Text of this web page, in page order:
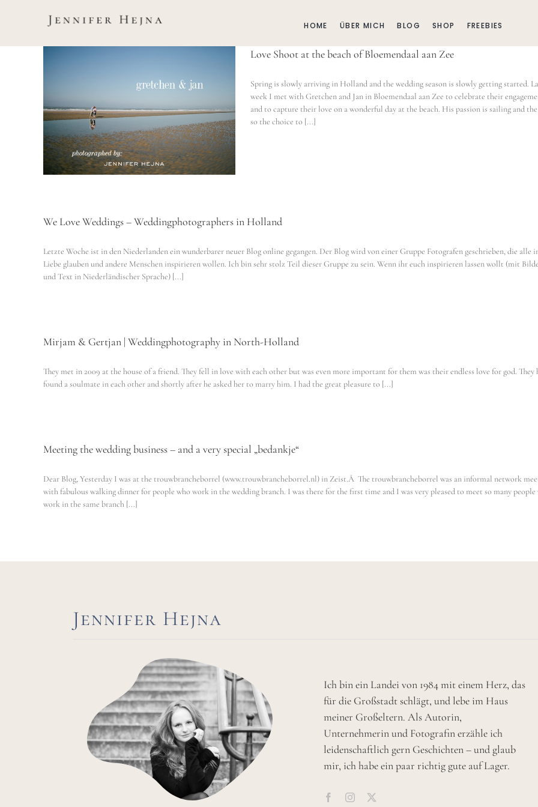
HOME ÜBER MICH BLOG SHOP FREEBIES
Love Shoot at the beach of Bloemendaal aan Zee
Spring is slowly arriving in Holland and the wedding season is slowly getting started.
week I met with Gretchen and Jan in Bloemendaal aan Zee to celebrate their
and to capture their love on a wonderful day at the beach. His passion is sailing and the
so the choice to [...]
We Love Weddings – Weddingphotographers in Holland
Letzte Woche ist in den Niederlanden ein wunderbarer neuer Blog online gegangen. Der Blog wird von einer Gruppe Fotografen geschrieben, die alle
Liebe glauben und andere Menschen inspirieren wollen. Ich bin sehr stolz Teil dieser Gruppe zu sein. Wenn ihr euch inspirieren lassen wollt (mit
und Text in Niederländischer Sprache) [...]
Mirjam & Gertjan | Weddingphotography in North-Holland
They met in 2009 at the house of a friend. They fell in love with each other but was even more important for them was their endless love for god. They
found a soulmate in each other and shortly after he asked her to marry him. I had the great pleasure to [...]
Meeting the wedding business – and a very special „bedankje“
Dear Blog, Yesterday I was at the trouwbrancheborrel (www.trouwbrancheborrel.nl) in Zeist.Â The trouwbrancheborrel was an informal network
with fabulous walking dinner for people who work in the wedding branch. I was there for the first time and I was very pleased to meet so many people
work in the same branch [...]
Jennifer Hejna
Ich bin ein Landei von 1984 mit einem Herz, das
für die Großstadt schlägt, und lebe im Haus
meiner Großeltern. Als Autorin,
Unternehmerin und Fotografin erzähle ich
leidenschaftlich gern Geschichten – und glaub
mir, ich habe ein paar richtig gute auf Lager.